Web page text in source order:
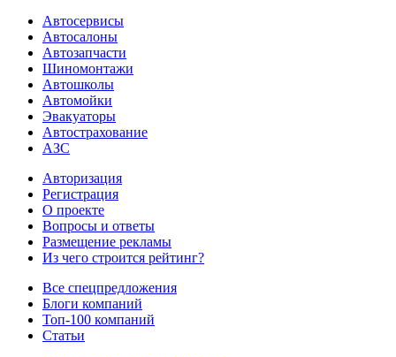
Автосервисы
Автосалоны
Автозапчасти
Шиномонтажи
Автошколы
Автомойки
Эвакуаторы
Автострахование
АЗС
Авторизация
Регистрация
О проекте
Вопросы и ответы
Размещение рекламы
Из чего строится рейтинг?
Все спецпредложения
Блоги компаний
Топ-100 компаний
Статьи